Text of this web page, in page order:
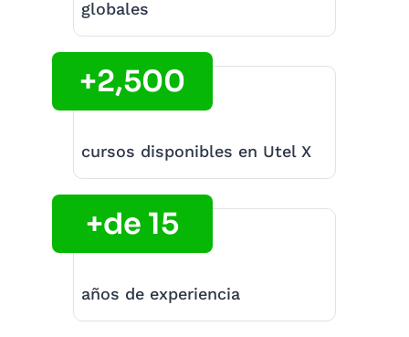
globales
+2,500
cursos disponibles en Utel X
+de 15
años de experiencia